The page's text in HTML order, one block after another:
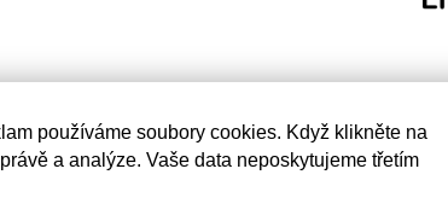
používáme soubory cookies. Když klikněte na
a analýze. Vaše data neposkytujeme třetím